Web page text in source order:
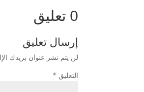
0 تعليق
إرسال تعليق
لن يتم نشر عنوان بريدك
التعليق *